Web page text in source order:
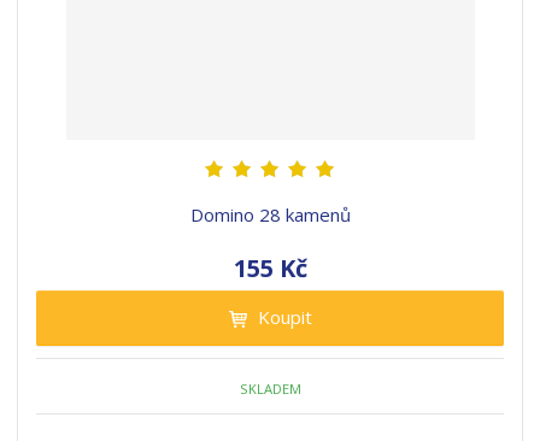
Domino 28 kamenů
155 Kč
Koupit
SKLADEM